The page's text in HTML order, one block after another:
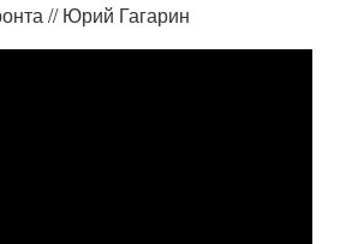
// Юрий Гагарин